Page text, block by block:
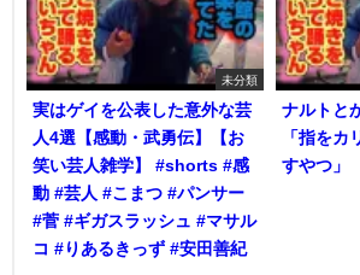
未分類
実はゲイを公表した意外な芸
人4選【感動・武勇伝】【お
笑い芸人雑学】 #shorts #感
動 #芸人 #こまつ #パンサー
#菅 #ギガスラッシュ #マサル
コ #りあるきっず #安田善紀
ナルトと
「指をカ
すやつ」